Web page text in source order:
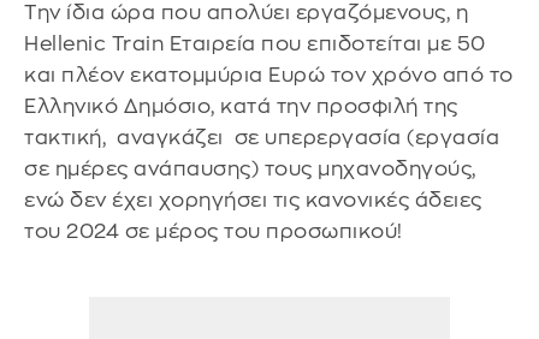
Την ίδια ώρα που απολύει εργαζόμενους, η
Hellenic Train Εταιρεία που επιδοτείται με 50
και πλέον εκατομμύρια Ευρώ τον χρόνο από το
Ελληνικό Δημόσιο, κατά την προσφιλή της
τακτική, αναγκάζει σε υπερεργασία (εργασία
σε ημέρες ανάπαυσης) τους μηχανοδηγούς,
ενώ δεν έχει χορηγήσει τις κανονικές άδειες
του 2024 σε μέρος του προσωπικού!